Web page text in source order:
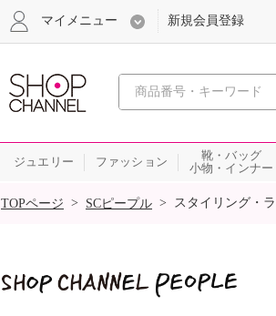
心おどる、瞬間
マイメニュー 新規会員登録
ジュエリー ファッション
靴・バッグ
小物・インナー
SALE
TOPページ > SCピープル > スタイリング・